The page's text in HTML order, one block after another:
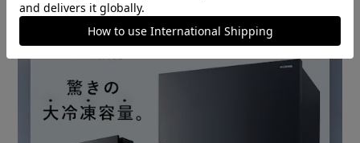
※本製品の野菜室で7日間保存したとき。アイリスオーヤマ
連転状況や食品の種類・状態や質、食品の状況によって異
・おそうじ口付き
庫内を衛生的に保ち、清潔を維持できる。